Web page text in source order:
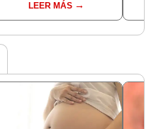
miren por la ventana!"
LEER MÁS
de